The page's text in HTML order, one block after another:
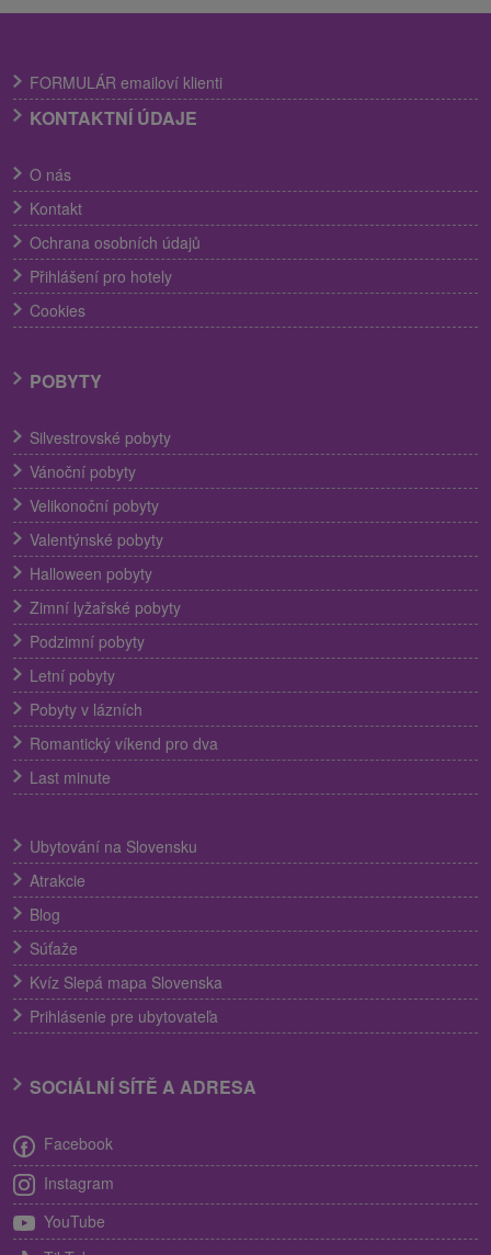
FORMULÁR emailoví klienti
KONTAKTNÍ ÚDAJE
O nás
Kontakt
Ochrana osobních údajů
Přihlášení pro hotely
Cookies
POBYTY
Silvestrovské pobyty
Vánoční pobyty
Velikonoční pobyty
Valentýnské pobyty
Halloween pobyty
Zimní lyžařské pobyty
Podzimní pobyty
Letní pobyty
Pobyty v lázních
Romantický víkend pro dva
Last minute
Ubytování na Slovensku
Atrakcie
Blog
Súťaže
Kvíz Slepá mapa Slovenska
Prihlásenie pre ubytovateľa
SOCIÁLNÍ SÍTĚ A ADRESA
Facebook
Instagram
YouTube